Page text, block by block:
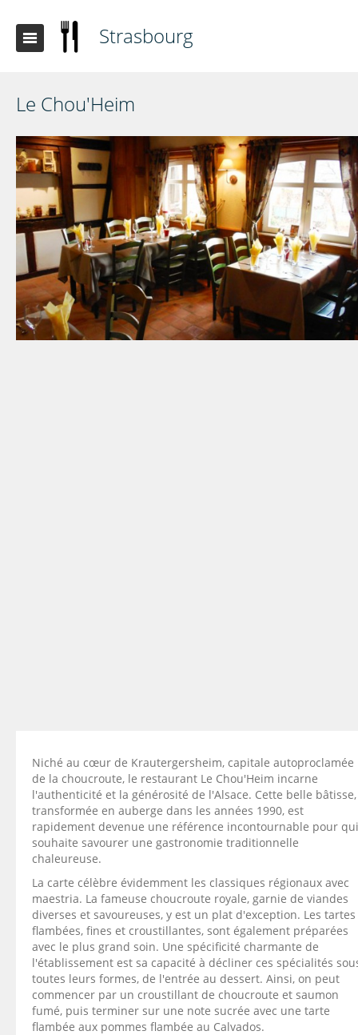
Strasbourg
Le Chou'Heim
Niché au cœur de Krautergersheim, capitale autoproclamée
de la choucroute, le restaurant Le Chou'Heim incarne
l'authenticité et la générosité de l'Alsace. Cette belle bâtisse,
transformée en auberge dans les années 1990, est
rapidement devenue une référence incontournable pour qui
souhaite savourer une gastronomie traditionnelle
chaleureuse.
La carte célèbre évidemment les classiques régionaux avec
maestria. La fameuse choucroute royale, garnie de viandes
diverses et savoureuses, y est un plat d'exception. Les tartes
flambées, fines et croustillantes, sont également préparées
avec le plus grand soin. Une spécificité charmante de
l'établissement est sa capacité à décliner ces spécialités
toutes leurs formes, de l'entrée au dessert. Ainsi, on peut
commencer par un croustillant de choucroute et saumon
fumé, puis terminer sur une note sucrée avec une tarte
flambée aux pommes flambée au Calvados.